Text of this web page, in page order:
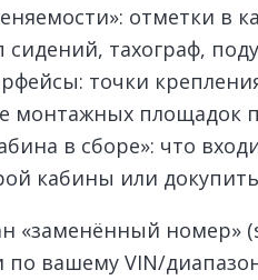
отметки в
тахограф,
точки
монтажных площадок
в сборе»: что
кабины или
«заменённый номер»
вашему VIN/